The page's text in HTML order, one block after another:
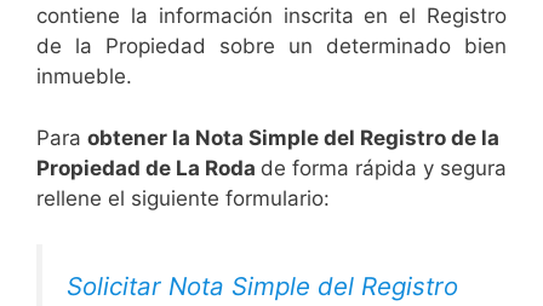
contiene la información inscrita en el Registro
de la Propiedad sobre un determinado bien
inmueble.
Para obtener la Nota Simple del Registro de la
Propiedad de La Roda de forma rápida y segura
rellene el siguiente formulario:
Solicitar Nota Simple del Registro